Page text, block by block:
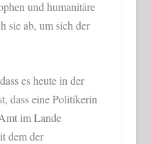
und humanitäre
sie ab, um sich der
es heute in der
dass eine Politikerin
im Lande
dem der